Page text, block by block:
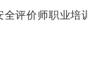
评价师职业培